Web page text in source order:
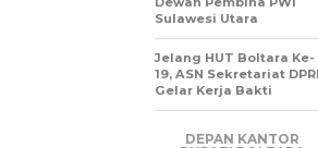
Sulawesi Utara
Jelang HUT Boltara Ke-
19, ASN Sekretariat
Gelar Kerja Bakti
DEPAN KANTOR